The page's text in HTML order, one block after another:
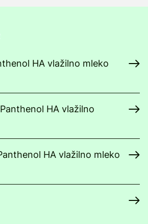
HA vlažilno mleko
HA vlažilno
HA vlažilno mleko